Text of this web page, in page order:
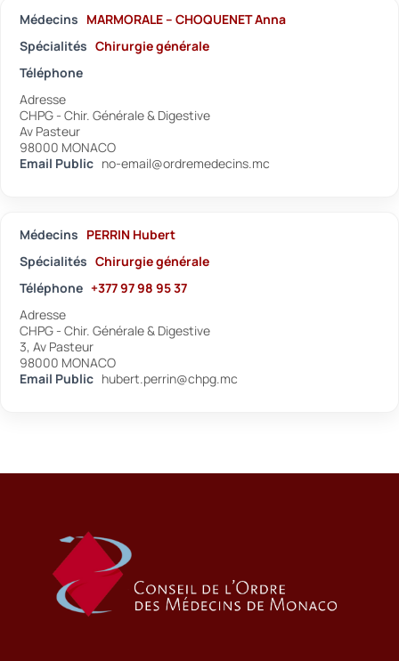
Médecins MARMORALE – CHOQUENET Anna
Spécialités Chirurgie générale
Téléphone
Adresse
CHPG - Chir. Générale & Digestive
Av Pasteur
98000 MONACO
Email Public no-email@ordremedecins.mc
Médecins PERRIN Hubert
Spécialités Chirurgie générale
Téléphone +377 97 98 95 37
Adresse
CHPG - Chir. Générale & Digestive
3, Av Pasteur
98000 MONACO
Email Public hubert.perrin@chpg.mc